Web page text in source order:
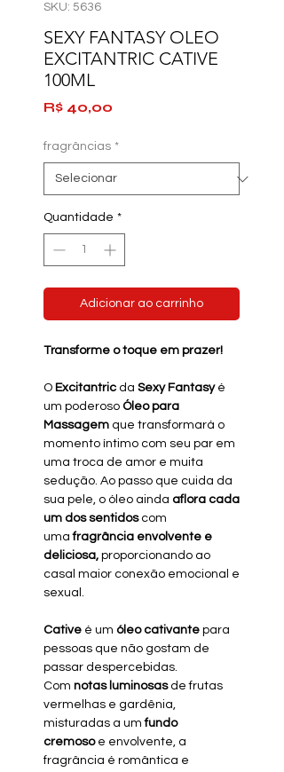
SKU: 5636
SEXY FANTASY OLEO
EXCITANTRIC CATIVE
100ML
R$ 40,00
fragrâncias *
Quantidade *
Adicionar ao carrinho
Transforme o toque em prazer!
O Excitantric da Sexy Fantasyé
um poderoso Óleo para
Massagem que transformará o
momento íntimo com seu par em
uma troca de amor e muita
sedução. Ao passo que cuida da
sua pele, o óleo ainda aflora cada
um dos sentidoscom
umafragrância envolvente e
deliciosa, proporcionando ao
casal maior conexão emocional e
sexual.
Cative é um óleo cativante para
pessoas que não gostam de
passar despercebidas.
Com notas luminosasde frutas
vermelhas e gardênia,
misturadas a umfundo
cremosoe envolvente, a
fragrância é romântica e